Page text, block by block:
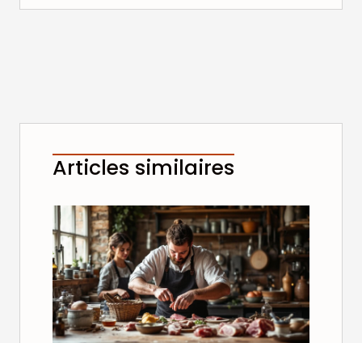
Articles similaires